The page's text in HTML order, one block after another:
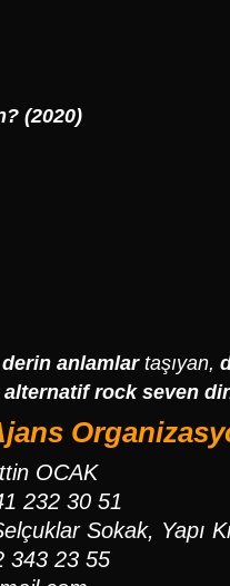
(2020)
derin anlamlartaşıyan,
alternatif rock seven
OCAK
232 30 51
Sokak, Yapı
343 23 55